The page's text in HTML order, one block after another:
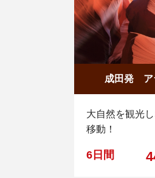
成田発 ア
大自然を観光
移動！
6日間